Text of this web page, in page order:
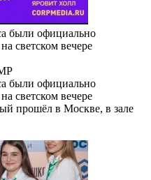
были официально
светском вечере
были официально
светском вечере
прошёл в Москве, в зале